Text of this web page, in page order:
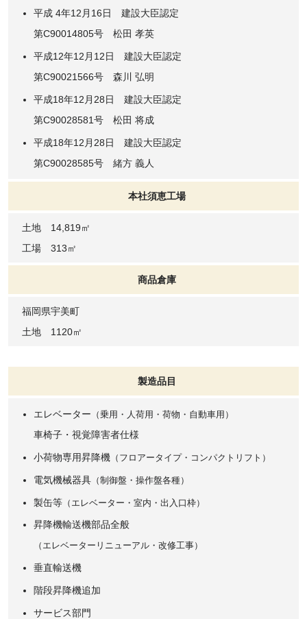
平成 4年12月16日 建設大臣認定
第C90014805号 松田 孝英
平成12年12月12日 建設大臣認定
第C90021566号 森川 弘明
平成18年12月28日 建設大臣認定
第C90028581号 松田 将成
平成18年12月28日 建設大臣認定
第C90028585号 緒方 義人
本社須恵工場
土地 14,819㎡
工場 313㎡
商品倉庫
福岡県宇美町
土地 1120㎡
製造品目
エレベーター （乗用・人荷用・荷物・自動車用）
車椅子・視覚障害者仕様
小荷物専用昇降機（フロアータイプ・コンパクトリフト）
電気機械器具（制御盤・操作盤各種）
製缶等（エレベーター・室内・出入口枠）
昇降機輸送機部品全般
（エレベーターリニューアル・改修工事）
垂直輸送機
階段昇降機追加
サービス部門